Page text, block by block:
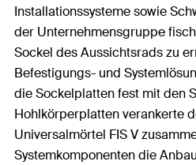
Installationssysteme sowie
der Unternehmensgruppe
Sockel des Aussichtsrads zu
Befestigungs- und
die Sockelplatten fest mit den
Hohlkörperplatten verankerte
Universalmörtel FIS V
Systemkomponenten die